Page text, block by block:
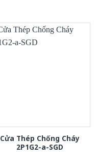
Cửa Thép Chống Cháy
2P1G2-a-SGD